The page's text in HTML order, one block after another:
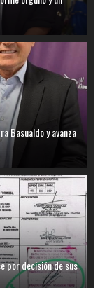
Basualdo y avanza
por decisión de sus